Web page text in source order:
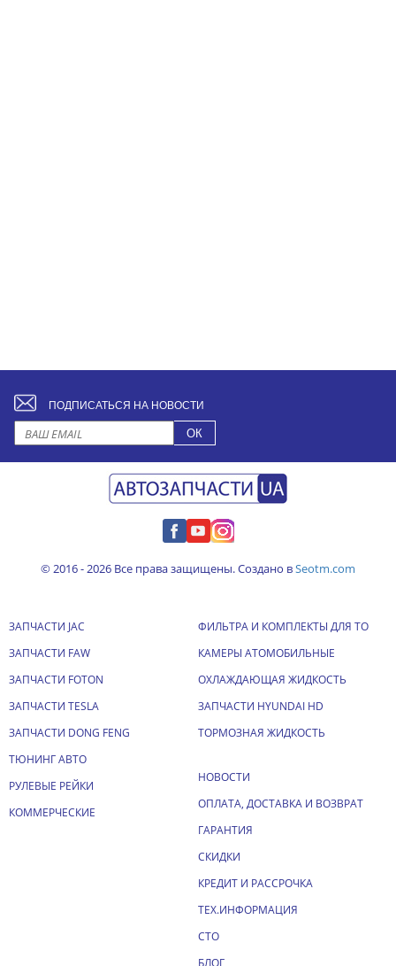
ПОДПИСАТЬСЯ НА НОВОСТИ
© 2016 - 2026 Все права защищены. Создано вSeotm.com
ЗАПЧАСТИ JAC
ЗАПЧАСТИ FAW
ЗАПЧАСТИ FOTON
ЗАПЧАСТИ TESLA
ЗАПЧАСТИ DONG FENG
ТЮНИНГ АВТО
РУЛЕВЫЕ РЕЙКИ
КОММЕРЧЕСКИЕ
ФИЛЬТРА И КОМПЛЕКТЫ ДЛЯ ТО
КАМЕРЫ АТОМОБИЛЬНЫЕ
ОХЛАЖДАЮЩАЯ ЖИДКОСТЬ
ЗАПЧАСТИ HYUNDAI HD
ТОРМОЗНАЯ ЖИДКОСТЬ
НОВОСТИ
ОПЛАТА, ДОСТАВКА И ВОЗВРАТ
ГАРАНТИЯ
СКИДКИ
КРЕДИТ И РАССРОЧКА
ТЕХ.ИНФОРМАЦИЯ
СТО
БЛОГ